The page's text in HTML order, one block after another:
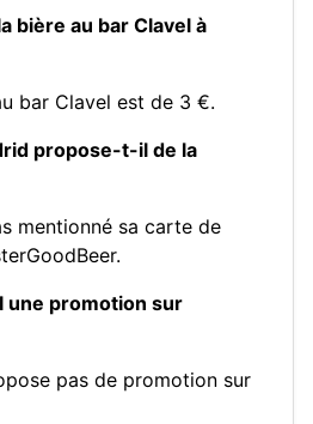
bière au bar Clavel à
bar Clavel est de 3 €.
propose-t-il de la
mentionné sa carte de
promotion sur
pas de promotion sur